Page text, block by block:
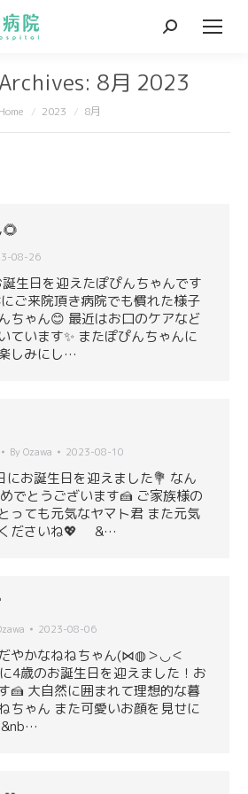
Search:
8月 2023
You are here:
Home 2023 8月
08-26
生日を迎えたぽぴんちゃんです
ご来院頂き病院でも慣れた様子
ちゃん😊 最近はお口のケアなど
ています✨ またぽぴんちゃんに
しみにし…
By Ozawa 2023-08-10
お誕生日を迎えました💐 なん
でとうございます🍰 ご家族様の
っても元気なヤマト君 また元気
くださいね💖 &…
2023-08-06
やかなねねちゃん(⋈◍＞◡＜
歳のお誕生日を迎えました！お
🍰 大自然に囲まれて理想的な暮
ちゃん また可愛いお顔を見せに
&nb…